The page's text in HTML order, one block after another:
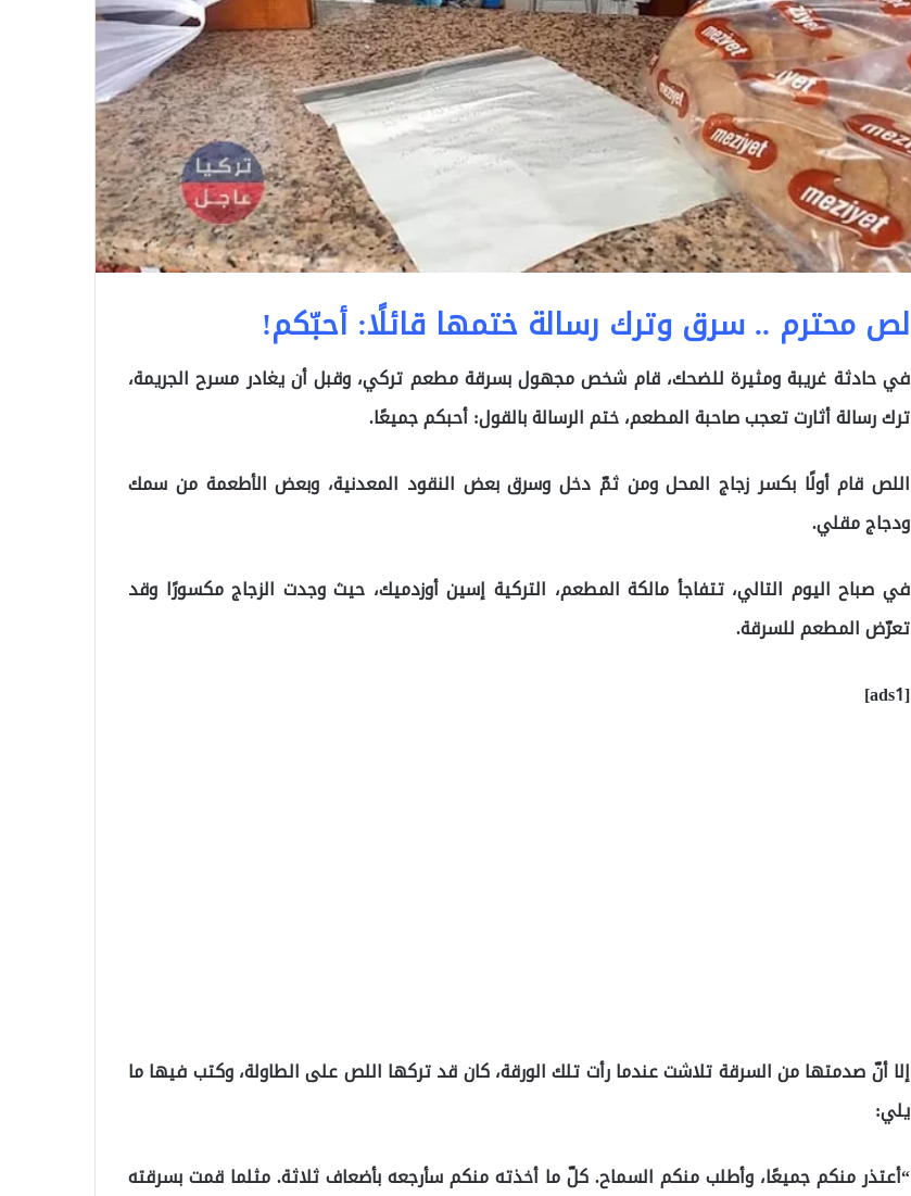
لص محترم .. سرق وترك رسالة ختمها قائلًا: أحبّكم!
في حادثة غريبة ومثيرة للضحك، قام شخص مجهول بسرقة مطعم تركي، وقبل أن يغادر مسرح الجريمة،
ترك رسالة أثارت تعجب صاحبة المطعم، ختم الرسالة بالقول: أحبكم جميعًا.
اللص قام أولًا بكسر زجاج المحل ومن ثمّ دخل وسرق بعض النقود المعدنية، وبعض الأطعمة من سمك
ودجاج مقلي.
في صباح اليوم التالي، تتفاجأ مالكة المطعم، التركية إسين أوزدميك، حيث وجدت الزجاج مكسورًا وقد
تعرّض المطعم للسرقة.
[ads1]
إلا أنّ صدمتها من السرقة تلاشت عندما رأت تلك الورقة، كان قد تركها اللص على الطاولة، وكتب فيها ما
يلي:
“أعتذر منكم جميعًا، وأطلب منكم السماح. كلّ ما أخذته منكم سأرجعه بأضعاف ثلاثة. مثلما قمت بسرقته